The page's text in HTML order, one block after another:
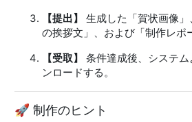
【提出】
生成した「賀状画像
の挨拶文」、および「制作レポ
【受取】
条件達成後、システ
ンロードする。
🚀 制作のヒント